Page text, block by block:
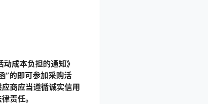
成本负担的通知》
”的即可参加采购活
商应当遵循诚实信用
责任。